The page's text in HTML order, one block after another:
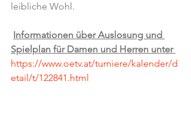
leibliche Wohl.
Informationen über Auslosung und
Spielplan für Damen und Herren unter
https://www.oetv.at/turniere/kalender/d
etail/t/122841.html